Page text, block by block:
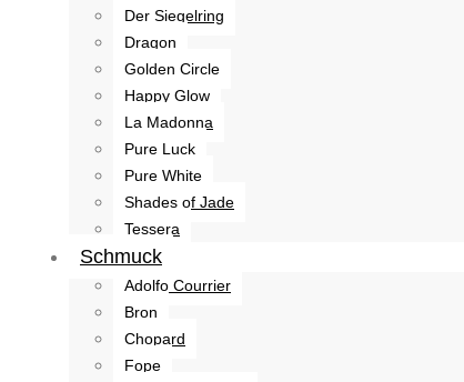
Der Siegelring
Dragon
Golden Circle
Happy Glow
La Madonna
Pure Luck
Pure White
Shades of Jade
Tessera
Schmuck
Adolfo Courrier
Bron
Chopard
Fope